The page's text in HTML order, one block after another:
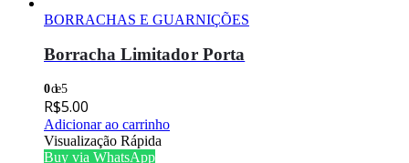
BORRACHAS E GUARNIÇÕES
Borracha Limitador Porta
0de 5
R$5.00
Adicionar ao carrinho
Visualização Rápida
Buy via WhatsApp